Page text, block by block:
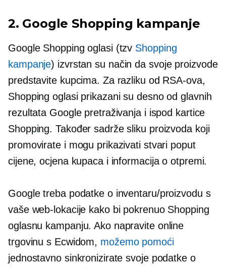
2. Google Shopping kampanje
Google Shopping oglasi (tzv Shopping
kampanje) izvrstan su način da svoje proizvode
predstavite kupcima. Za razliku od RSA-ova,
Shopping oglasi prikazani su desno od glavnih
rezultata Google pretraživanja i ispod kartice
Shopping. Također sadrže sliku proizvoda koji
promovirate i mogu prikazivati ​​stvari poput
cijene, ocjena kupaca i informacija o otpremi.
Google treba podatke o inventaru/proizvodu s
vaše web-lokacije kako bi pokrenuo Shopping
oglasnu kampanju. Ako napravite online
trgovinu s Ecwidom, možemo pomoći
jednostavno sinkronizirate svoje podatke o